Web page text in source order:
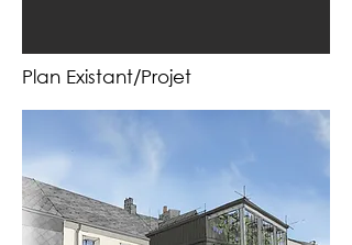
Plan Existant/Projet